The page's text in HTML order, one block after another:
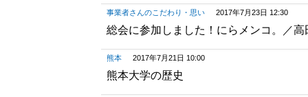
事業者さんのこだわり・思い 2017年7月23日 12:30
総会に参加しました！にらメンコ。／高
熊本 2017年7月21日 10:00
熊本大学の歴史